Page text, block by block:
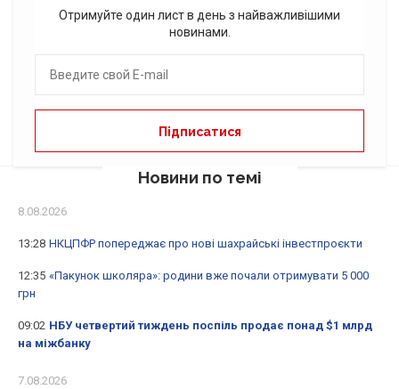
Отримуйте один лист в день з найважливішими
новинами.
Новини по темі
8.08.2026
13:28 НКЦПФР попереджає про нові шахрайські інвестпроєкти
12:35 «Пакунок школяра»: родини вже почали отримувати 5 000
грн
09:02 НБУ четвертий тиждень поспіль продає понад $1 млрд
на міжбанку
7.08.2026